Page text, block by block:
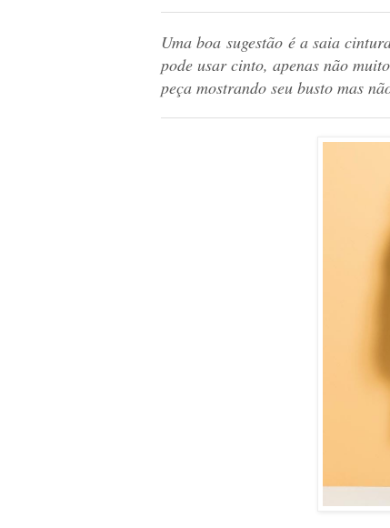
Uma boa sugestão é a saia
pode usar cinto, apenas não
peça mostrando seu busto mas